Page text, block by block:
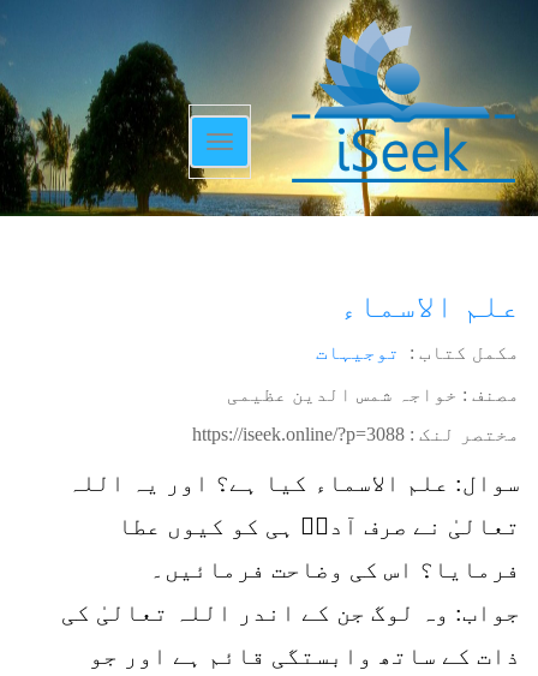
Toggle
navigation
علم الاسماء
مکمل کتاب : توجیہات
مصنف : خواجہ شمس الدین عظیمی
مختصر لنک : https://iseek.online/?p=3088
سوال: علم الاسماء کیا ہے؟ اور یہ اللہ
تعالیٰ نے صرف آدمؑ ہی کو کیوں عطا
فرمایا؟ اس کی وضاحت فرمائیں۔
جواب: وہ لوگ جن کے اندر اللہ تعالیٰ کی
ذات کے ساتھ وابستگی قائم ہے اور جو